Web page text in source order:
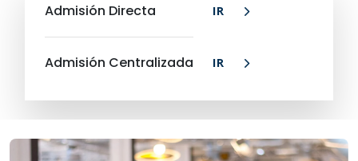
Admisión Directa IR
Admisión Centralizada IR